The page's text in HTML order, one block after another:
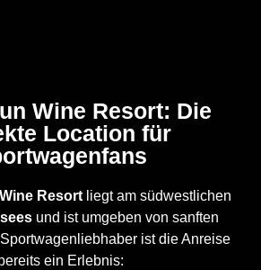
Wine Resort: Die
Location für
Resortliegt am südwestlichen
und ist umgeben von sanften
ist die Anreise
bereits ein Erlebnis: